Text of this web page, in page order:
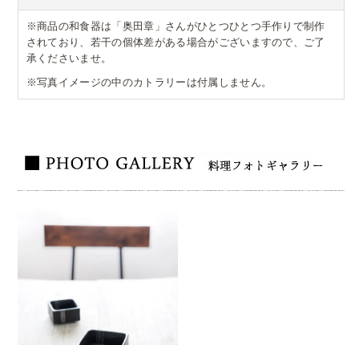
※商品の和食器は「奥田章」さんがひとつひとつ手作りで制作
されており、若干の個体差がある場合がございますので、ご了
承くださいませ。
※写真イメージの中のカトラリーは付属しません。